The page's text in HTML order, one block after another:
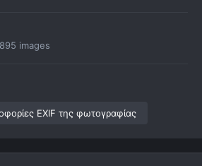
images
EXIF της φωτογραφίας